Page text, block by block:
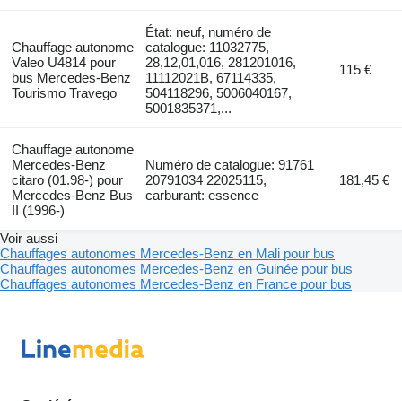
Chauffage autonome
Valeo U4814 pour
bus Mercedes-Benz
Tourismo Travego
État: neuf, numéro de
catalogue: 11032775,
28,12,01,016, 281201016,
11112021B, 67114335,
504118296, 5006040167,
5001835371,...
115 €
Chauffage autonome
Mercedes-Benz
citaro (01.98-) pour
Mercedes-Benz Bus
II (1996-)
Numéro de catalogue: 91761
20791034 22025115,
carburant: essence
181,45 €
Voir aussi
Chauffages autonomes Mercedes-Benz en Mali pour bus
Chauffages autonomes Mercedes-Benz en Guinée pour bus
Chauffages autonomes Mercedes-Benz en France pour bus